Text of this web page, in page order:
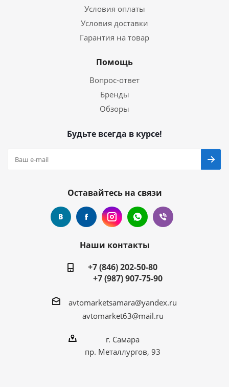
Условия оплаты
Условия доставки
Гарантия на товар
Помощь
Вопрос-ответ
Бренды
Обзоры
Будьте всегда в курсе!
Оставайтесь на связи
Наши контакты
+7 (846) 202-50-80
+7 (987) 907-75-90
avtomarketsamara@yandex.ru
avtomarket63@mail.ru
г. Самара
пр. Металлургов, 93